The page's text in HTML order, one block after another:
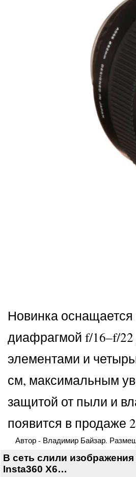
Новинка
диафрагмой f/16–f/22
элементами и
см, максимальным
защитой от пыли и
появится в продаже
Автор - Владимир Байзар.
В сеть слили
Insta360 X6…